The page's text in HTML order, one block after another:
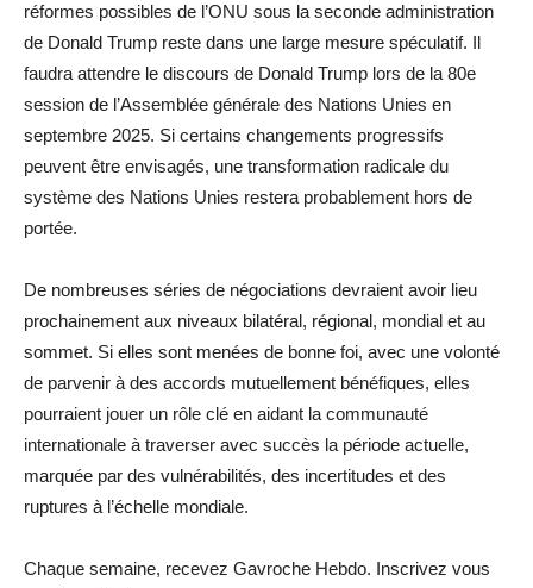
réformes possibles de l’ONU sous la seconde administration
de Donald Trump reste dans une large mesure spéculatif. Il
faudra attendre le discours de Donald Trump lors de la 80e
session de l’Assemblée générale des Nations Unies en
septembre 2025. Si certains changements progressifs
peuvent être envisagés, une transformation radicale du
système des Nations Unies restera probablement hors de
portée.
De nombreuses séries de négociations devraient avoir lieu
prochainement aux niveaux bilatéral, régional, mondial et au
sommet. Si elles sont menées de bonne foi, avec une volonté
de parvenir à des accords mutuellement bénéfiques, elles
pourraient jouer un rôle clé en aidant la communauté
internationale à traverser avec succès la période actuelle,
marquée par des vulnérabilités, des incertitudes et des
ruptures à l’échelle mondiale.
Chaque semaine, recevez Gavroche Hebdo. Inscrivez vous